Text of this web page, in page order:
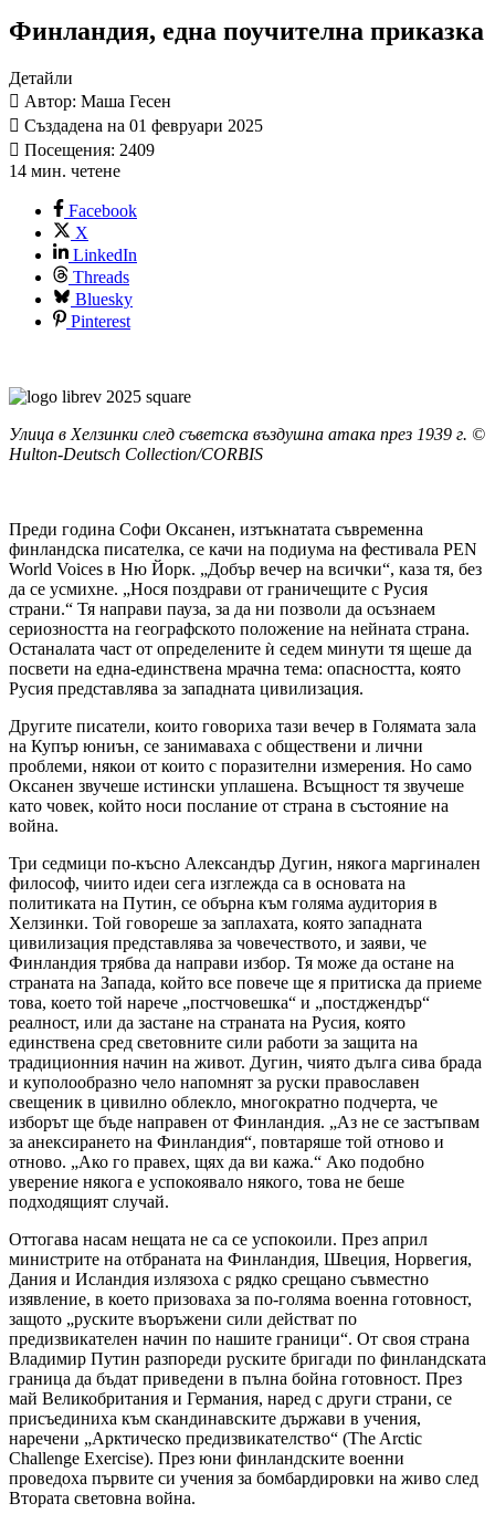
Финландия, една поучителна приказка
Детайли
Автор: Маша Гесен
Създадена на 01 февруари 2025
Посещения: 2409
14 мин. четене
Facebook
X
LinkedIn
Threads
Bluesky
Pinterest
Улица в Хелзинки след съветска въздушна атака през 1939 г. ©
Hulton-Deutsch Collection/CORBIS
Преди година Софи Оксанен, изтъкнатата съвременна
финландска писателка, се качи на подиума на фестивала PEN
World Voices в Ню Йорк. „Добър вечер на всички“, каза тя, без
да се усмихне. „Нося поздрави от граничещите с Русия
страни.“ Тя направи пауза, за да ни позволи да осъзнаем
сериозността на географското положение на нейната страна.
Останалата част от определените ѝ седем минути тя щеше да
посвети на една-единствена мрачна тема: опасността, която
Русия представлява за западната цивилизация.
Другите писатели, които говориха тази вечер в Голямата зала
на Купър юниън, се занимаваха с обществени и лични
проблеми, някои от които с поразителни измерения. Но само
Оксанен звучеше истински уплашена. Всъщност тя звучеше
като човек, който носи послание от страна в състояние на
война.
Три седмици по-късно Александър Дугин, някога маргинален
философ, чиито идеи сега изглежда са в основата на
политиката на Путин, се обърна към голяма аудитория в
Хелзинки. Той говореше за заплахата, която западната
цивилизация представлява за човечеството, и заяви, че
Финландия трябва да направи избор. Тя може да остане на
страната на Запада, който все повече ще я притиска да приеме
това, което той нарече „постчовешка“ и „постджендър“
реалност, или да застане на страната на Русия, която
единствена сред световните сили работи за защита на
традиционния начин на живот. Дугин, чиято дълга сива брада
и куполообразно чело напомнят за руски православен
свещеник в цивилно облекло, многократно подчерта, че
изборът ще бъде направен от Финландия. „Аз не се застъпвам
за анексирането на Финландия“, повтаряше той отново и
отново. „Ако го правех, щях да ви кажа.“ Ако подобно
уверение някога е успокоявало някого, това не беше
подходящият случай.
Оттогава насам нещата не са се успокоили. През април
министрите на отбраната на Финландия, Швеция, Норвегия,
Дания и Исландия излязоха с рядко срещано съвместно
изявление, в което призоваха за по-голяма военна готовност,
защото „руските въоръжени сили действат по
предизвикателен начин по нашите граници“. От своя страна
Владимир Путин разпореди руските бригади по финландската
граница да бъдат приведени в пълна бойна готовност. През
май Великобритания и Германия, наред с други страни, се
присъединиха към скандинавските държави в учения,
наречени „Арктическо предизвикателство“ (The Arctic
Challenge Exercise). През юни финландските военни
проведоха първите си учения за бомбардировки на живо след
Втората световна война.